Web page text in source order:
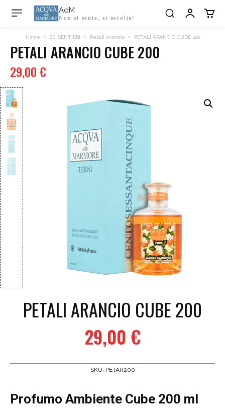
AdM
Non si sente, si ascolta!
Home SEI SENTIERI Petali Arancio PETALI ARANCIO CUBE 200
PETALI ARANCIO CUBE 200
29,00€
PETALI ARANCIO CUBE 200
29,00 €
SKU: PETAR200
Profumo Ambiente Cube 200 ml